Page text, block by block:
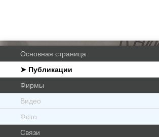
Основная страница
➤ Публикации
Фирмы
Видео
Фото
Связи